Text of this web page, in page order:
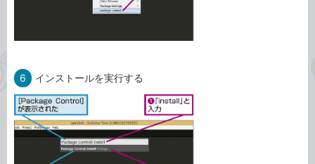
6 インストールを実行する